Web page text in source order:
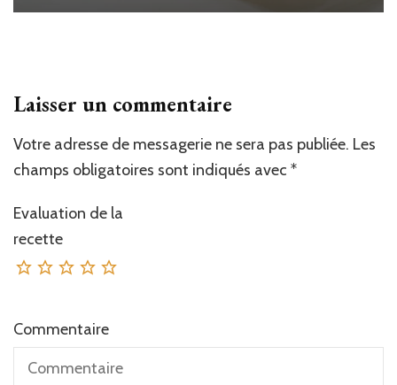
Laisser un commentaire
Votre adresse de messagerie ne sera pas publiée. Les
champs obligatoires sont indiqués avec *
Evaluation de la
recette
Commentaire